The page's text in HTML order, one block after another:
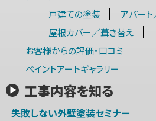
戸建ての塗装
アパート
屋根カバー／葺き替え
お客様からの評価・口コミ
ペイントアートギャラリー
工事内容を知る
失敗しない外壁塗装セミナー